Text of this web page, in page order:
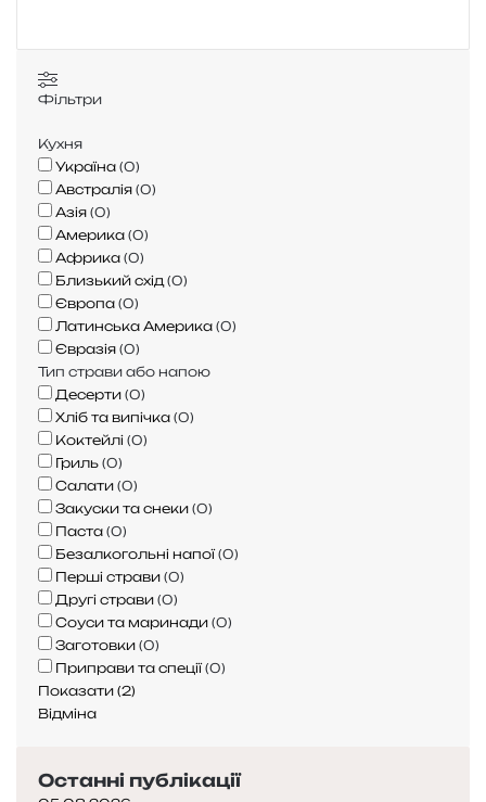
г
о
у
в
а
т
и
ї
ї
т
а
к
,
щ
о
б
в
о
н
а
б
у
л
а
с
п
р
а
і
я
т
,
ч
и
м
в
і
н
к
о
р
и
с
н
и
й
і
я
к
и
й
н
а
п
і
й
о
Фільтри
Кухня
Україна (0)
Австралія (0)
Азія (0)
Америка (0)
Африка (0)
Близький схід (0)
Європа (0)
Латинська Америка (0)
Євразія (0)
Тип страви або напою
Десерти (0)
Хліб та випічка (0)
Коктейлі (0)
Гриль (0)
Салати (0)
Закуски та снеки (0)
Паста (0)
Безалкогольні напої (0)
Перші страви (0)
Другі страви (0)
Соуси та маринади (0)
Заготовки (0)
Приправи та спеції (0)
Показати (2)
Відміна
Останні публікації